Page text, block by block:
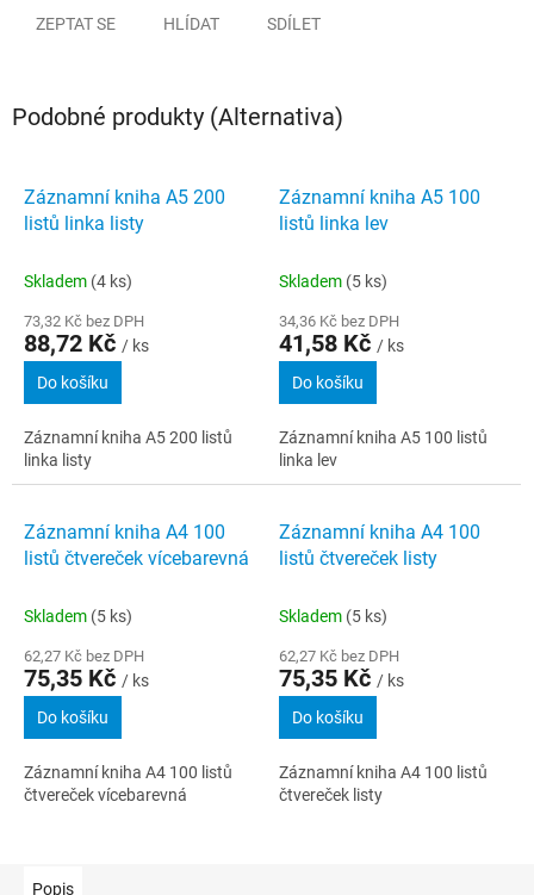
ZEPTAT SE HLÍDAT SDÍLET
Podobné produkty (Alternativa)
Záznamní kniha A5 200
listů linka listy
Skladem (4 ks)
73,32 Kč bez DPH
88,72 Kč / ks
Do košíku
Záznamní kniha A5 200 listů
linka listy
Záznamní kniha A5 100
listů linka lev
Skladem (5 ks)
34,36 Kč bez DPH
41,58 Kč / ks
Do košíku
Záznamní kniha A5 100 listů
linka lev
Záznamní kniha A4 100
listů čtvereček vícebarevná
Skladem (5 ks)
62,27 Kč bez DPH
75,35 Kč / ks
Do košíku
Záznamní kniha A4 100 listů
čtvereček vícebarevná
Záznamní kniha A4 100
listů čtvereček listy
Skladem (5 ks)
62,27 Kč bez DPH
75,35 Kč / ks
Do košíku
Záznamní kniha A4 100 listů
čtvereček listy
Popis